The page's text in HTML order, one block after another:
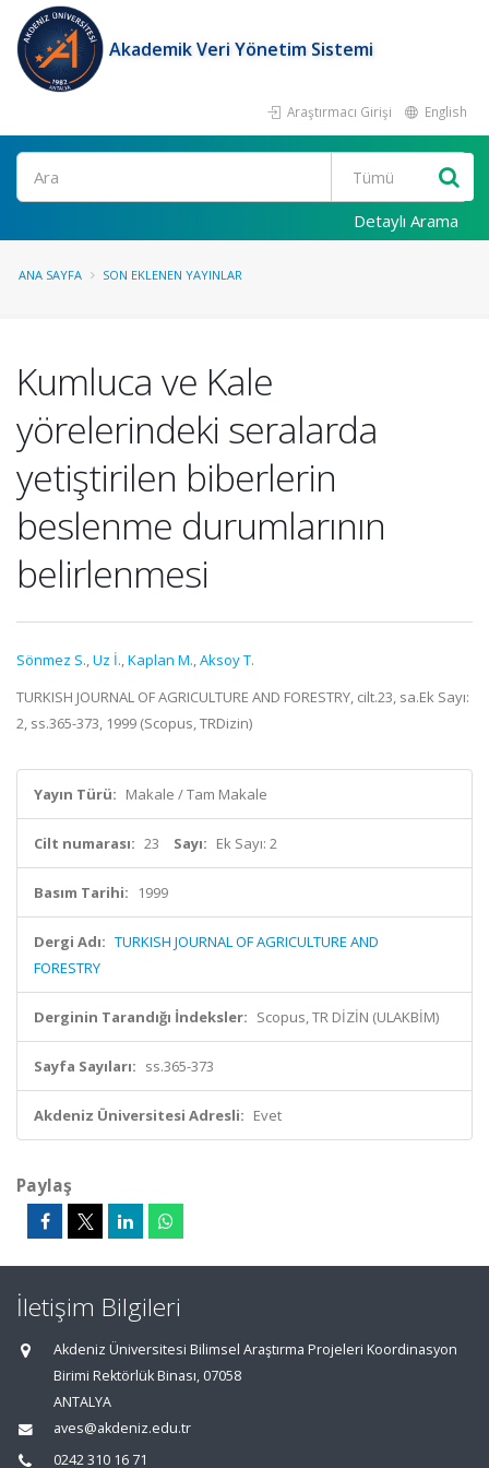
Akademik Veri Yönetim Sistemi
Araştırmacı Girişi English
Ara
Detaylı Arama
ANA SAYFA SON EKLENEN YAYINLAR
Kumluca ve Kale
yörelerindeki seralarda
yetiştirilen biberlerin
beslenme durumlarının
belirlenmesi
Sönmez S.,Uz İ.,Kaplan M.,Aksoy T.
TURKISH JOURNAL OF AGRICULTURE AND FORESTRY, cilt.23, sa.Ek Sayı:
2, ss.365-373, 1999 (Scopus, TRDizin)
Yayın Türü: Makale / Tam Makale
Cilt numarası: 23 Sayı: Ek Sayı: 2
Basım Tarihi: 1999
Dergi Adı: TURKISH JOURNAL OF AGRICULTURE AND
FORESTRY
Derginin Tarandığı İndeksler: Scopus, TR DİZİN (ULAKBİM)
Sayfa Sayıları: ss.365-373
Akdeniz Üniversitesi Adresli: Evet
Paylaş
İletişim Bilgileri
Akdeniz Üniversitesi Bilimsel Araştırma Projeleri Koordinasyon
Birimi Rektörlük Binası, 07058
ANTALYA
aves@akdeniz.edu.tr
0242 310 16 71